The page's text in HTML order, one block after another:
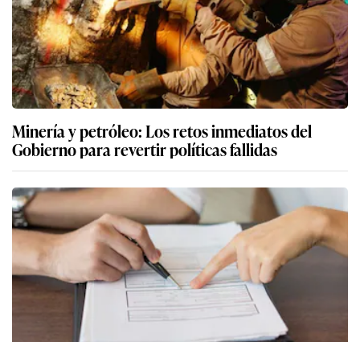
Minería y petróleo: Los retos inmediatos del
Gobierno para revertir políticas fallidas